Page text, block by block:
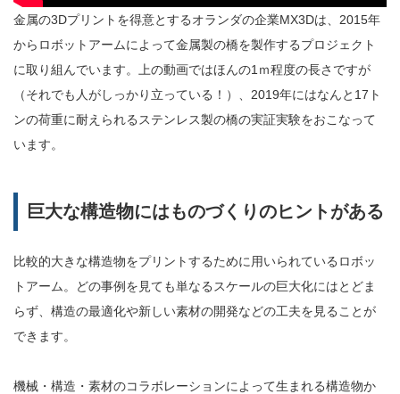
金属の3Dプリントを得意とするオランダの企業MX3Dは、2015年
からロボットアームによって金属製の橋を製作するプロジェクト
に取り組んでいます。上の動画ではほんの1ｍ程度の長さですが
（それでも人がしっかり立っている！）、2019年にはなんと17ト
ンの荷重に耐えられるステンレス製の橋の実証実験をおこなって
います。
巨大な構造物にはものづくりのヒントがある
比較的大きな構造物をプリントするために用いられているロボッ
トアーム。どの事例を見ても単なるスケールの巨大化にはとどま
らず、構造の最適化や新しい素材の開発などの工夫を見ることが
できます。
機械・構造・素材のコラボレーションによって生まれる構造物か